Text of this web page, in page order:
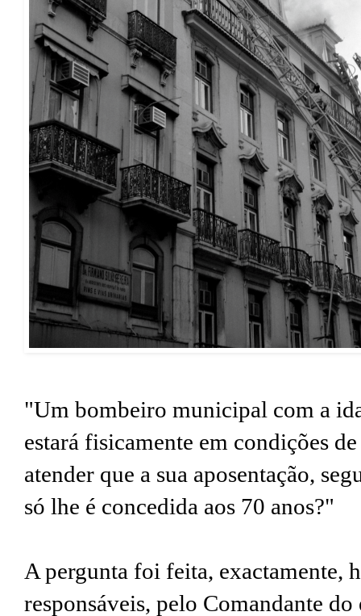
"Um bombeiro municipal com a
estará fisicamente em condições
atender que a sua aposentação,
só lhe é concedida aos 70 anos?"
A pergunta foi feita, exactamente,
responsáveis, pelo Comandante